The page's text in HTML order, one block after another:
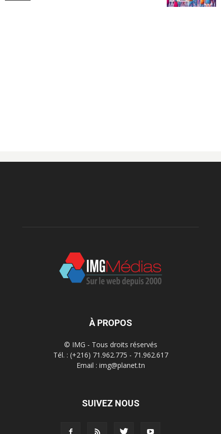
À PROPOS
© IMG - Tous droits réservés
Tél. : (+216) 71.962.775 - 71.962.617
Email : img@planet.tn
SUIVEZ NOUS